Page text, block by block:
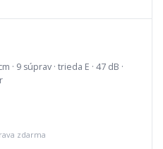
9 súprav · trieda E · 47 dB ·
zdarma